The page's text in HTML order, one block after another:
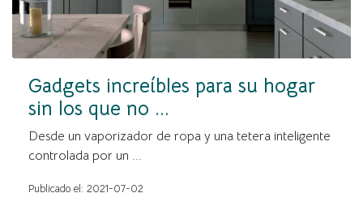
Gadgets increíbles para su hogar
sin los que no ...
Desde un vaporizador de ropa y una tetera inteligente
controlada por un ...
Publicado el: 2021-07-02